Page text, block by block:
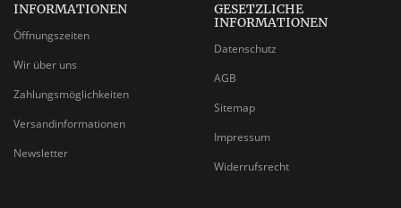
INFORMATIONEN
Öffnungszeiten
Wir über uns
Zahlungsmöglichkeiten
Versandinformationen
Newsletter
GESETZLICHE
INFORMATIONEN
Datenschutz
AGB
Sitemap
Impressum
Widerrufsrecht